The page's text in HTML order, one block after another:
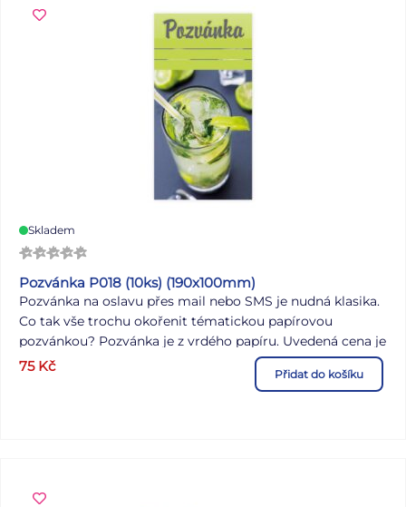
Skladem
Pozvánka P018 (10ks) (190x100mm)
Pozvánka na oslavu přes mail nebo SMS je nudná klasika.
Co tak vše trochu okořenit tématickou papírovou
pozvánkou? Pozvánka je z vrdého papíru. Uvedená cena je
za 10 ks.
75 Kč Přidat do košíku